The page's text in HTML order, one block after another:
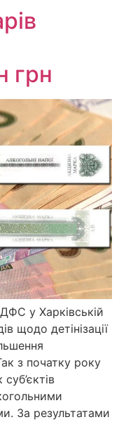
грн
у Харківській
щодо детінізації
з початку року
За результатами